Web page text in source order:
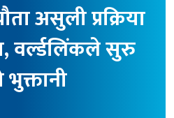
असुली प्रक्रिया
वर्ल्डलिंकले सुरु
भुक्तानी